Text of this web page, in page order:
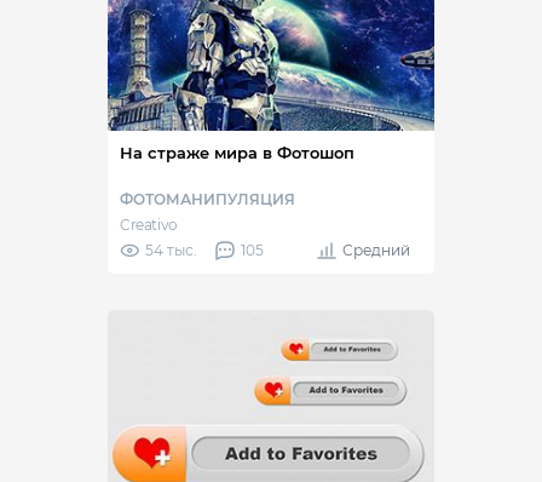
На страже мира в Фотошоп
ФОТОМАНИПУЛЯЦИЯ
Creativo
54 тыс.
105 Средний